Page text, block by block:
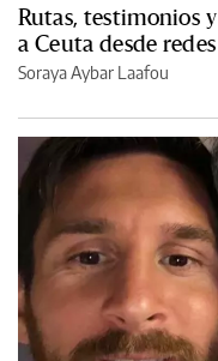
Rutas, testimonios
a Ceuta desde
Soraya Aybar Laafou